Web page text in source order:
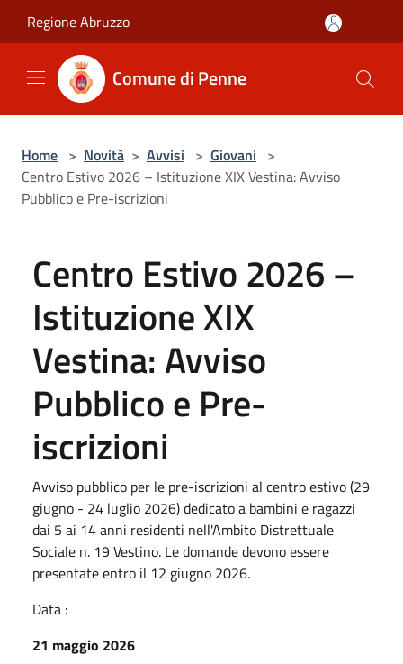
Regione Abruzzo
Comune di Penne
Home > Novità > Avvisi > Giovani >
Centro Estivo 2026 – Istituzione XIX Vestina: Avviso
Pubblico e Pre-iscrizioni
Centro Estivo 2026 –
Istituzione XIX
Vestina: Avviso
Pubblico e Pre-
iscrizioni
Avviso pubblico per le pre-iscrizioni al centro estivo (29
giugno - 24 luglio 2026) dedicato a bambini e ragazzi
dai 5 ai 14 anni residenti nell'Ambito Distrettuale
Sociale n. 19 Vestino. Le domande devono essere
presentate entro il 12 giugno 2026.
Data :
21 maggio 2026